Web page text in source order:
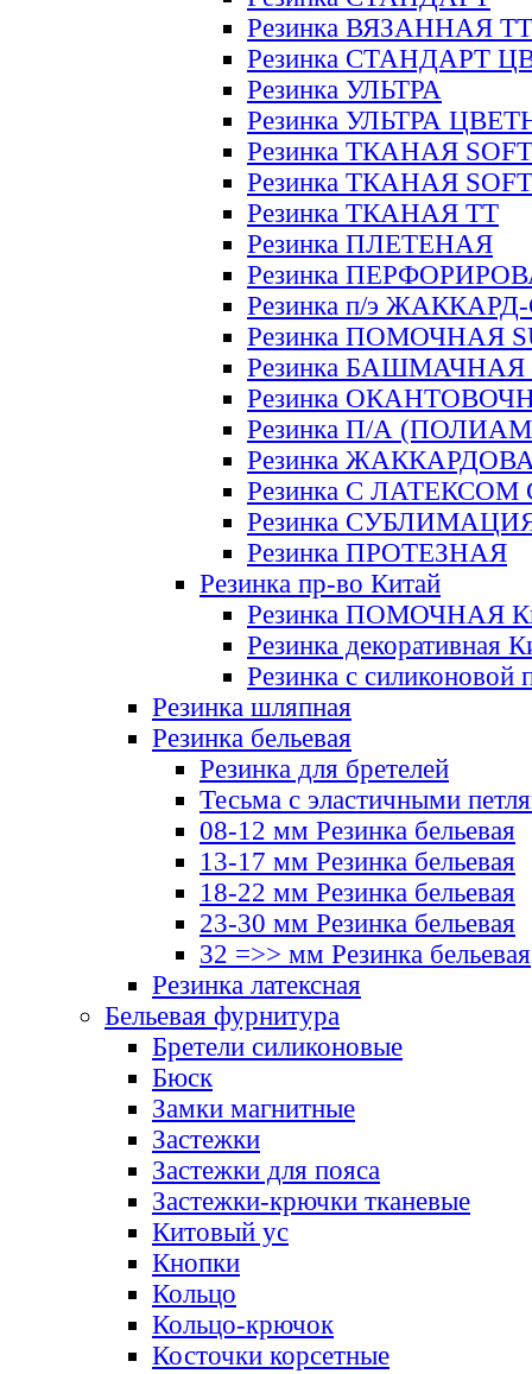
Резинка ВЯЗАННАЯ ТТ
Резинка СТАНДАРТ
Резинка УЛЬТРА
Резинка УЛЬТРА
Резинка ТКАНАЯ SOFT
Резинка ТКАНАЯ
Резинка ТКАНАЯ ТТ
Резинка ПЛЕТЕНАЯ
Резинка
Резинка п/э
Резинка ПОМОЧНАЯ
Резинка БАШМАЧНАЯ
Резинка
Резинка П/А
Резинка
Резинка С ЛАТЕКСОМ
Резинка
Резинка ПРОТЕЗНАЯ
Резинка пр-во Китай
Резинка ПОМОЧНАЯ
Резинка декоративная
Резинка с силиконовой
Резинка шляпная
Резинка бельевая
Резинка для бретелей
Тесьма с эластичными
08-12 мм Резинка бельевая
13-17 мм Резинка бельевая
18-22 мм Резинка бельевая
23-30 мм Резинка бельевая
32 =>> мм Резинка бельевая
Резинка латексная
Бельевая фурнитура
Бретели силиконовые
Бюск
Замки магнитные
Застежки
Застежки для пояса
Застежки-крючки тканевые
Китовый ус
Кнопки
Кольцо
Кольцо-крючок
Косточки корсетные